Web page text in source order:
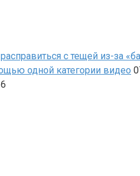
с тещей из-за
одной категории видео